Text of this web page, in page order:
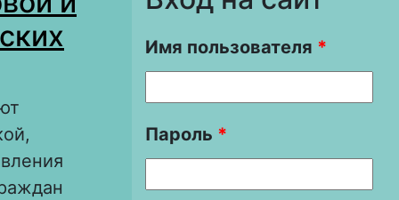
Имя пользователя *
Пароль *